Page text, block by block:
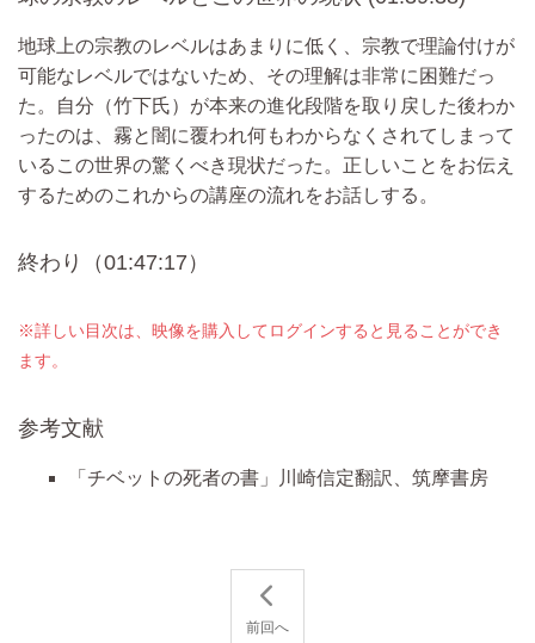
地球上の宗教のレベルはあまりに低く、宗教で理論付けが
可能なレベルではないため、その理解は非常に困難だっ
た。自分（竹下氏）が本来の進化段階を取り戻した後わか
ったのは、霧と闇に覆われ何もわからなくされてしまって
いるこの世界の驚くべき現状だった。正しいことをお伝え
するためのこれからの講座の流れをお話しする。
終わり（01:47:17）
※詳しい目次は、映像を購入してログインすると見ることができ
ます。
参考文献
「チベットの死者の書」川崎信定翻訳、筑摩書房
前回へ